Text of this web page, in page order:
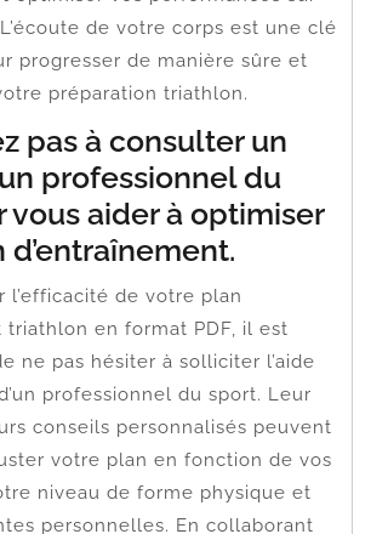
de votre corps est une clé
progresser de manière sûre et
préparation triathlon.
pas à consulter un
professionnel du
vous aider à optimiser
l’efficacité de votre plan
triathlon en format PDF, il est
ne pas hésiter à solliciter l’aide
professionnel du sport. Leur
conseils personnalisés peuvent
votre plan en fonction de vos
niveau de forme physique et
personnelles. En collaborant